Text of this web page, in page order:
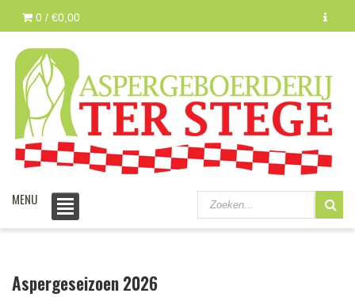
0 / €0,00
MENU
Aspergeseizoen 2026